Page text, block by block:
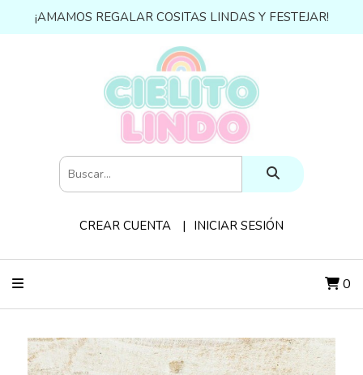
¡AMAMOS REGALAR COSITAS LINDAS Y FESTEJAR!
CREAR CUENTA INICIAR SESIÓN
0